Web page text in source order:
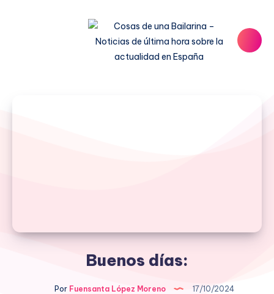
Buenos días:
PorFuensanta López Moreno
17/10/2024